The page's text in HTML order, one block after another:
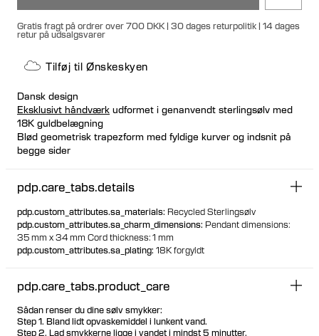
Gratis fragt på ordrer over 700 DKK | 30 dages returpolitik | 14 dages
retur på udsalgsvarer
Tilføj til Ønskeskyen
Dansk design
Eksklusivt håndværk udformet i genanvendt sterlingsølv med
18K guldbelægning
Blød geometrisk trapezform med fyldige kurver og indsnit på
begge sider
Snoren kan justeres og afmonteres med sølvfæster
Med 170 cm kan du vikle snoren rundt om halsen to gange
pdp.care_tabs.details
pdp.custom_attributes.sa_materials: Recycled Sterlingsølv
pdp.custom_attributes.sa_charm_dimensions: Pendant dimensions:
35 mm x 34 mm Cord thickness: 1 mm
pdp.custom_attributes.sa_plating: 18K forgyldt
pdp.care_tabs.product_care
Sådan renser du dine sølv smykker:
Step 1. Bland lidt opvaskemiddel i lunkent vand.
Step 2. Lad smykkerne ligge i vandet i mindst 5 minutter.